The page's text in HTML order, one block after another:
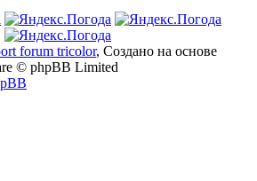
forum tricolor, Создано на основе
© phpBB Limited